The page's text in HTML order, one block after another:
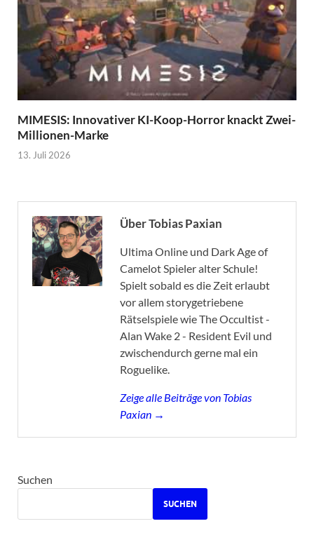
MIMESIS: Innovativer KI-Koop-Horror knackt Zwei-
Millionen-Marke
13. Juli 2026
Über Tobias Paxian
Ultima Online und Dark Age of
Camelot Spieler alter Schule!
Spielt sobald es die Zeit erlaubt
vor allem storygetriebene
Rätselspiele wie The Occultist -
Alan Wake 2 - Resident Evil und
zwischendurch gerne mal ein
Roguelike.
Zeige alle Beiträge von Tobias
Paxian →
Suchen
SUCHEN